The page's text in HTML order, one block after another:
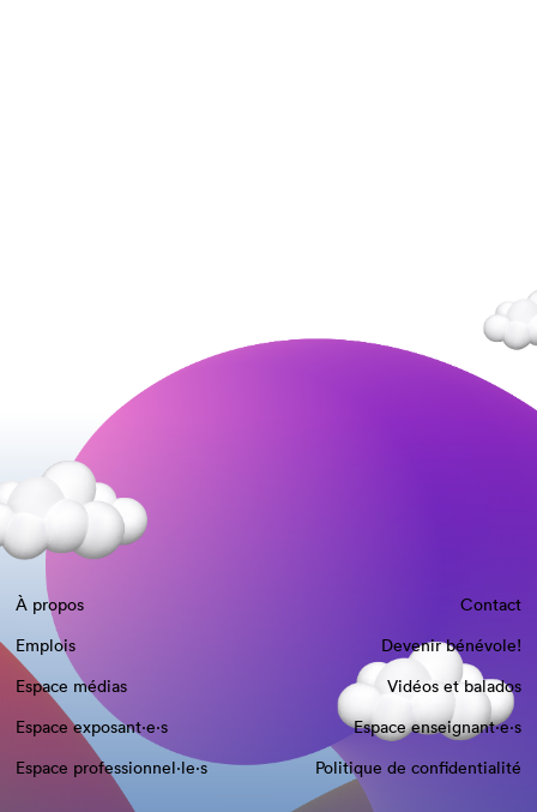
À propos
Contact
Emplois
Devenir bénévole!
Espace médias
Vidéos et balados
Espace exposant·e⋅s
Espace enseignant·e⋅s
Espace professionnel·le⋅s
Politique de confidentialité